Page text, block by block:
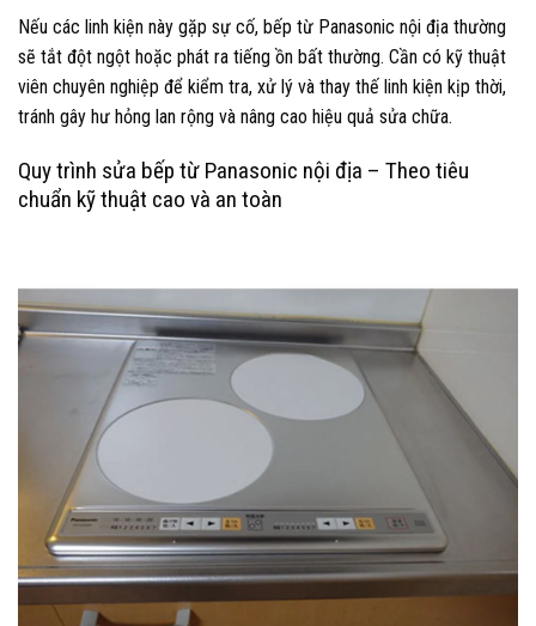
Nếu các linh kiện này gặp sự cố, bếp từ Panasonic nội địa thường
sẽ tắt đột ngột hoặc phát ra tiếng ồn bất thường. Cần có kỹ thuật
viên chuyên nghiệp để kiểm tra, xử lý và thay thế linh kiện kịp thời,
tránh gây hư hỏng lan rộng và nâng cao hiệu quả sửa chữa.
Quy trình sửa bếp từ Panasonic nội địa – Theo tiêu
chuẩn kỹ thuật cao và an toàn